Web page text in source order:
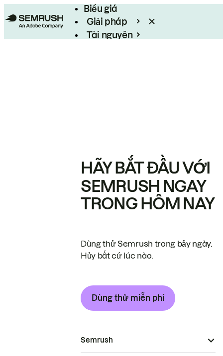
Biểu giá
Giải pháp
Tài nguyên
HÃY BẮT ĐẦU VỚI
SEMRUSH NGAY
TRONG HÔM NAY
Dùng thử Semrush trong bảy ngày.
Hủy bất cứ lúc nào.
Dùng thử miễn phí
Semrush